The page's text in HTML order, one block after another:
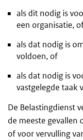
als dit nodig is
een organisatie,
als dat nodig is
voldoen, of
als dat nodig is
vastgelegde taak
De Belastingdienst
de meeste gevallen
of voor vervulling